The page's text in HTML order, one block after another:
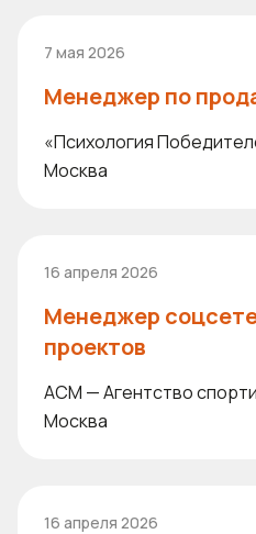
7 мая 2026
Менеджер по
«Психология
Москва
16 апреля 2026
Менеджер
проектов
ACM — Агентство
Москва
16 апреля 2026